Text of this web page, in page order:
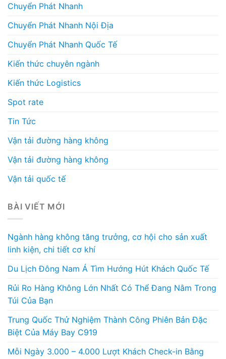
Chuyển Phát Nhanh
Chuyển Phát Nhanh Nội Địa
Chuyển Phát Nhanh Quốc Tế
Kiến thức chuyên ngành
Kiến thức Logistics
Spot rate
Tin Tức
Vận tải đường hàng không
Vận tải đường hàng không
Vận tải quốc tế
BÀI VIẾT MỚI
Ngành hàng không tăng trưởng, cơ hội cho sản xuất
linh kiện, chi tiết cơ khí
Du Lịch Đông Nam Á Tìm Hướng Hút Khách Quốc Tế
Rủi Ro Hàng Không Lớn Nhất Có Thể Đang Nằm Trong
Túi Của Bạn
Trung Quốc Thử Nghiệm Thành Công Phiên Bản Đặc
Biệt Của Máy Bay C919
Mỗi Ngày 3.000 – 4.000 Lượt Khách Check-in Bằng